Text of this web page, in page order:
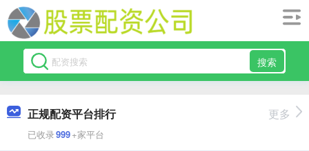
搜索
正规配资平台排行
已收录999+家平台
更多